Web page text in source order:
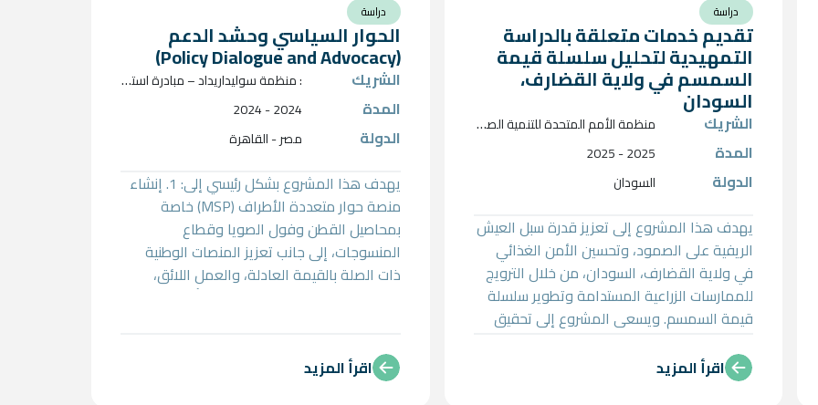
دراسة
تقديم خدمات متعلقة بالدراسة
التمهيدية لتحليل سلسلة قيمة
السمسم في ولاية القضارف،
السودان
الشريك م
نظمة الأمم المتحدة للتنمية الصناعية (اليونيدو) – مكتب السودان
المدة
2025 - 2025
الدولة السودان
يهدف هذا المشروع إلى تعزيز قدرة سبل العيش
الريفية على الصمود، وتحسين الأمن الغذائي
في ولاية القضارف، السودان، من خلال الترويج
للممارسات الزراعية المستدامة وتطوير سلسلة
قيمة السمسم. ويسعى المشروع إلى تحقيق
لتقييم الوضع الراهن لسلسلة قيمة السمسم،
وتحديد الفجوات والفرص، ووضع استراتيجية
اقرأ المزيد
دراسة
الحوار السياسي وحشد الدعم
(Policy Dialogue and Advocacy)
الشريك :
منظمة سوليداريداد – مبادرة استعادة الاستدامة (Reclaim Sustainability)
المدة
2024 - 2024
الدولة مصر - القاهرة
يهدف هذا المشروع بشكل رئيسي إلى: 1. إنشاء
منصة حوار متعددة الأطراف (MSP) خاصة
بمحاصيل القطن وفول الصويا وقطاع
المنسوجات، إلى جانب تعزيز المنصات الوطنية
ذات الصلة بالقيمة العادلة، والعمل اللائق،
وإدارة الموارد الطبيعية. ويُعَدّ ذلك أمرًا محوريًا
بما يشمل الجهات الحكومية، والأوساط
اقرأ المزيد